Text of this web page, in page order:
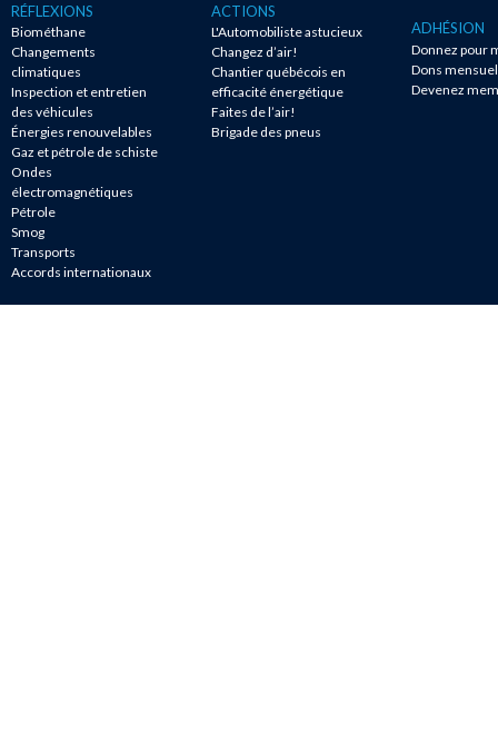
RÉFLEXIONS
Biométhane
Changements
climatiques
Inspection et entretien
des véhicules
Énergies renouvelables
Gaz et pétrole de schiste
Ondes
électromagnétiques
Pétrole
Smog
Transports
Accords internationaux
ACTIONS
L'Automobiliste astucieux
Changez d’air!
Chantier québécois en
efficacité énergétique
Faites de l’air!
Brigade des pneus
ADHÉSION
Donnez pour
Dons
Devenez